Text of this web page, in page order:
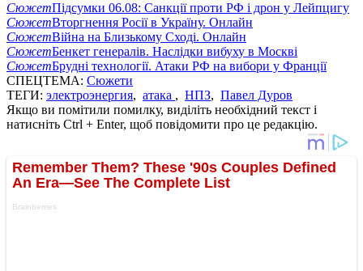
СюжетПідсумки 06.08: Санкції проти РФ і дрон у Лейпцигу
СюжетВторгнення Росії в Україну. Онлайн
СюжетВійна на Близькому Сході. Онлайн
СюжетБенкет генералів. Наслідки вибуху в Москві
СюжетБрудні технології. Атаки РФ на вибори у Франції
СПЕЦТЕМА: Сюжети
ТЕГИ: электроэнергия, атака , НПЗ, Павел Дуров
Якщо ви помітили помилку, виділіть необхідний текст і
натисніть Ctrl + Enter, щоб повідомити про це редакцію.